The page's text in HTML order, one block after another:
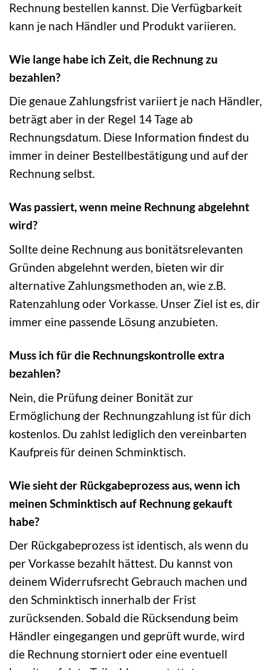
Rechnung bestellen kannst. Die Verfügbarkeit
kann je nach Händler und Produkt variieren.
Wie lange habe ich Zeit, die Rechnung zu
bezahlen?
Die genaue Zahlungsfrist variiert je nach Händler,
beträgt aber in der Regel 14 Tage ab
Rechnungsdatum. Diese Information findest du
immer in deiner Bestellbestätigung und auf der
Rechnung selbst.
Was passiert, wenn meine Rechnung abgelehnt
wird?
Sollte deine Rechnung aus bonitätsrelevanten
Gründen abgelehnt werden, bieten wir dir
alternative Zahlungsmethoden an, wie z.B.
Ratenzahlung oder Vorkasse. Unser Ziel ist es, dir
immer eine passende Lösung anzubieten.
Muss ich für die Rechnungskontrolle extra
bezahlen?
Nein, die Prüfung deiner Bonität zur
Ermöglichung der Rechnungzahlung ist für dich
kostenlos. Du zahlst lediglich den vereinbarten
Kaufpreis für deinen Schminktisch.
Wie sieht der Rückgabeprozess aus, wenn ich
meinen Schminktisch auf Rechnung gekauft
habe?
Der Rückgabeprozess ist identisch, als wenn du
per Vorkasse bezahlt hättest. Du kannst von
deinem Widerrufsrecht Gebrauch machen und
den Schminktisch innerhalb der Frist
zurücksenden. Sobald die Rücksendung beim
Händler eingegangen und geprüft wurde, wird
die Rechnung storniert oder eine eventuell